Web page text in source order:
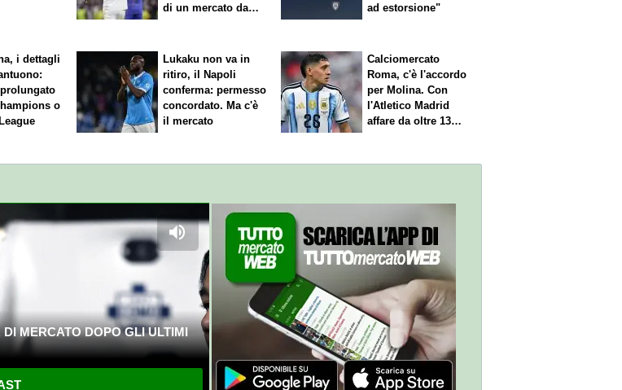
di un mercato da
ad estorsione"
i dettagli
o
Lukaku non va in
ritiro, il Napoli
conferma: permesso
concordato. Ma c'è
il mercato
Calciomercato
Roma, c'è l'accordo
per Molina. Con
l'Atletico Madrid
affare da oltre 13
MERCATO DOPO GLI ULTIMI